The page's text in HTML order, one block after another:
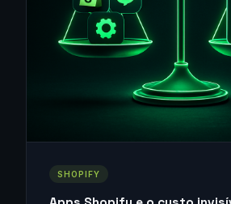
SHOPIFY